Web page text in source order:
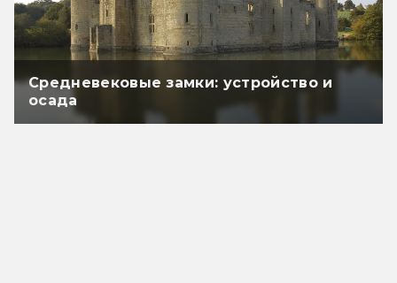
Средневековые замки: устройство и
осада